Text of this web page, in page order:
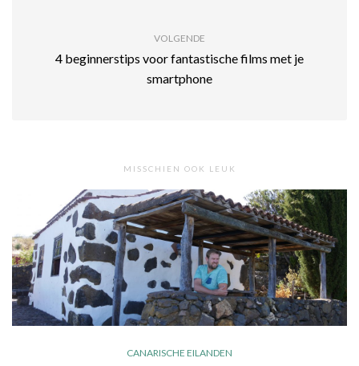
VOLGENDE
4 beginnerstips voor fantastische films met je
smartphone
MISSCHIEN OOK LEUK
CANARISCHE EILANDEN